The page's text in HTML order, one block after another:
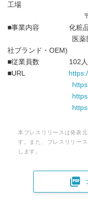
工場
〒841-0048
■事業内容 化粧品原
医薬部外品・化
社ブランド・OEM)
■従業員数 102人
■URL
本プレスリリースは発表
す。また、プレスリリー
します。
